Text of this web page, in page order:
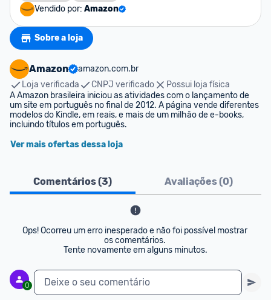
Vendido por: Amazon
Sobre a loja
Amazon
amazon.com.br
Loja verificada
CNPJ verificado
Possui loja física
A Amazon brasileira iniciou as atividades com o lançamento de
um site em português no final de 2012. A página vende diferentes
modelos do Kindle, em reais, e mais de um milhão de e-books,
incluindo títulos em português.
Ver mais ofertas dessa loja
Comentários (3) Avaliações (0)
Ops! Ocorreu um erro inesperado e não foi possível mostrar
os comentários.
Tente novamente em alguns minutos.
0 Deixe o seu comentário